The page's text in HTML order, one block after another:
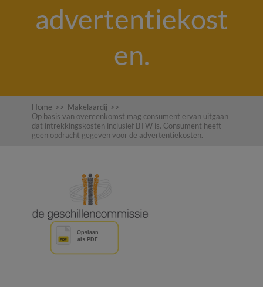
advertentiekost
en.
Home >> Makelaardij >>
Op basis van overeenkomst mag consument ervan uitgaan
dat intrekkingskosten inclusief BTW is. Consument heeft
geen opdracht gegeven voor de advertentiekosten.